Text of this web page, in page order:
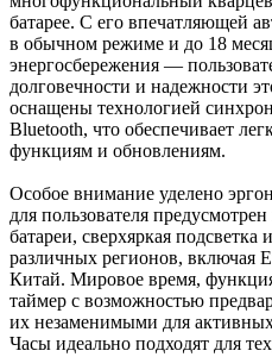
батарее. С его впечатляющей
в обычном режиме и до 18
энергосбережения —
долговечности и надежности
оснащены технологией
Bluetooth, что обеспечивает
функциям и обновлениям.
Особое внимание уделено
для пользователя
батареи, сверхяркая подсветка
различных регионов,
Китай. Мировое время,
таймер с возможностью
их незаменимыми для
Часы идеально подходят для